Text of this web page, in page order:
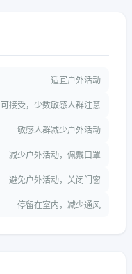
适宜户外活动
可接受，少数敏感人群注意
敏感人群减少户外活动
减少户外活动，佩戴口罩
避免户外活动，关闭门窗
停留在室内，减少通风